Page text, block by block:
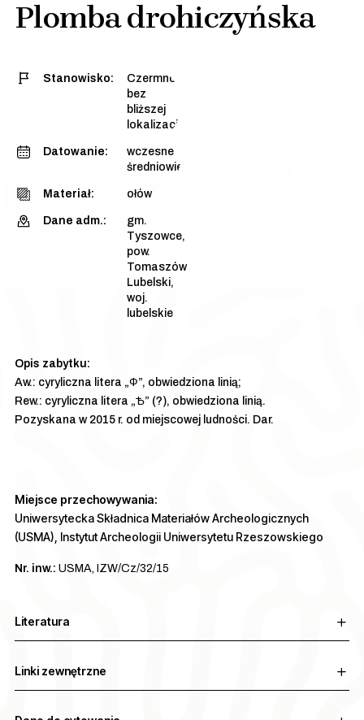
Plomba drohiczyńska
Stanowisko:
Czermno,
bez
bliższej
lokalizacji
Datowanie:
wczesne
średniowiecze
Materiał: ołów
Dane adm.:
gm.
Tyszowce,
pow.
Tomaszów
Lubelski,
woj.
lubelskie
Aw.: cyryliczna litera „Ф”, obwiedziona linią;
Rew.: cyryliczna litera „Ѣ” (?), obwiedziona linią.
Pozyskana w 2015 r. od miejscowej ludności. Dar.
Miejsce przechowywania:
Uniwersytecka Składnica Materiałów Archeologicznych
(USMA), Instytut Archeologii Uniwersytetu Rzeszowskiego
Nr. inw.: USMA, IZW/Cz/32/15
Literatura
Linki zewnętrzne